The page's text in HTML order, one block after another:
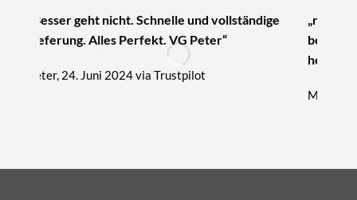
„Besser geht nicht. Schnelle und vollständige
Lieferung. Alles Perfekt. VG Peter“
Peter, 24. Juni 2024 via Trustpilot
„nur zu
Michael,